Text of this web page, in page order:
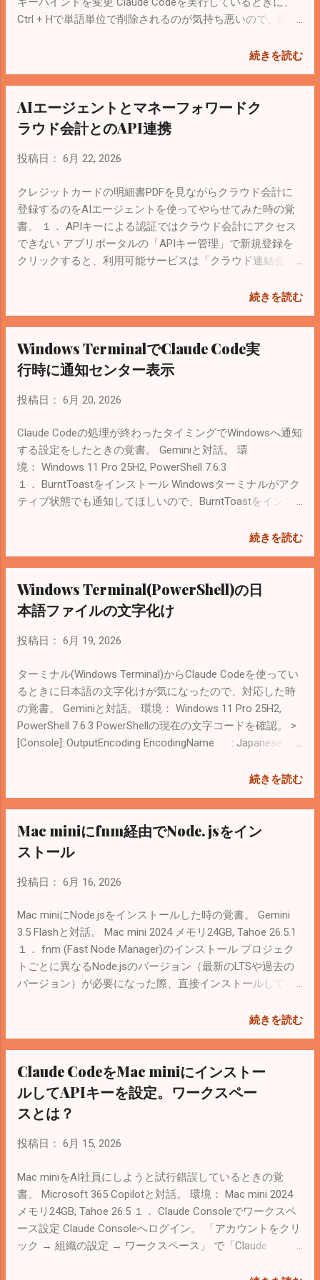
settings.json を設定 ポイントは、Shift + Enter を押したと
きに CSI u という現代的なキー入力エンコード
げることです。 これにより Claude Code が Shift + Enter を
「ただの Enter」と区別できるようになります。 設定ファ
開きます。 設定（Ctrl + ,）を開く 左下の「JSON ファイル
を開く」をクリック settings.json がエディタで開きます。
最近の Windows Terminal では、コマンドの定義
分離しています。 この場合は、両方に1つずつ追記しま
す。 1. acti...
Ctrl + Hで単語単位で削除されるのが気持ち悪いので、設定
Shortcuts - Zed メニューのOpen Keymap Fileから
"Terminal", "bindings": { "ctrl-p":
["terminal::SendKeystroke", "ctrl-p"], "ctrl-n":
["terminal::SendKeystroke", "ctrl-n"], "ctrl-h":
["terminal::SendKeystroke", "backspace"], "ctrl-k":
["terminal::SendKeystroke", "ctrl-k"], }, }, ２．ターミナル
（Terminal Threads）は、エージェントパネル（Agent
Panel）の中に、通常のAIスレッドと同じ階層でターミナル
セッションをマウントする仕組み。 エージェントパネルを
開いて＋ボタンでTerminalを選択するとターミナルスレッ
ドが起動する。 一覧表 比較項目 ターミナルスレッド
続きを読む
AIエージェントとマネーフォワードク
ラウド会計とのAPI連携
投稿日： 6月 22, 2026
クレジットカードの明細書PDFを見ながらクラウド会計に
登録するのをAIエージェントを使ってやらせてみた時の覚
書。 １． APIキーによる認証ではクラウド会計にアクセス
できない アプリポータルの「APIキー管理」で新規登録を
クリックすると、利用可能サービスは「クラウド連結会
次のような回答。 恐れ入りますが、APIキーによる認証
しております。 その他のサービスにつきましては未対応の
ため、選択肢に表示されません。 ご希望に添えず申し訳ご
ざいませんが、ご理解を賜りますようお願い申し上げま
す。 お手数ではございますが、その他のサービスはOAuth
による認証でご対応いただきますようお願いいたします。
よる認可の仕組みを学ぶ
https://developers.biz.moneyforward.com/docs/tutorials/get
ting-started-api-call-manually/ ２． 公式MCPサーバーを使
う 2026年3月から公式MCPサーバーが使える（サポートか
らは案内されなかった）。 参考： 『マネーフォワード ク
始｜株式会社マネーフォワード まずはアプリポータルで権
MCPサーバーについて | マネーフォワード クラウド会計サ
ポート MCPサーバーとして Claude Codeに登録する。 >
claude mcp add --transport http mfc_ca
https://beta.mcp.developers.biz.moneyforward.com/mcp/ca
/v3 OAuth認証はClaude Codeを実行した後に/mcpコマンド
で、ブラウザに渡して認証を完了させる。 詳細はClaude
Codeに聞けば教えてくれる。 ▼ 関連記事 「MFクラウド会
計」と「Freee」を比較してMFクラウド会計にした
続きを読む
Windows TerminalでClaude Code実
行時に通知センター表示
投稿日： 6月 20, 2026
Claude Codeの処理が終わったタイミングでWindowsへ通知
する設定をしたときの覚書。 Geminiと対話。 環
境： Windows 11 Pro 25H2, PowerShell 7.6.3
１． BurntToastをインストール Windowsターミナルがアク
ティブ状態でも通知してほしいので、BurntToastをインス
creating and displaying Toast Notifications on Microsoft
CurrentUser -Force 通知テストのコマンド。 > New-
BurntToastNotification -Text '処理が完了しました。成果物
を確認してください。' 画像を表示しない通知。 > Submit-
BTNotification -Content (New-BTContent -Visual (New-
BTVisual -BindingGeneric (New-BTBinding -Children (New-
示領域のないクリーンな通知です。')))) ２．Claude Codeの
Hooks（フック）機能を使う ユーザーの確認を待っている
パターンと、タスクが完了したパターンで通知を分ける。
Claude CodeはWindowsの標準的なシェルインターフェース
で立ち上げるので、通知テストするときはcmd.exeで動作確
"New-BurntToastNotification -Text '💡 cmdからのテスト',
イル（~/.claude/settings.json）を編集する。 Gemini先生か
ら言われた下記内容を追...
続きを読む
Windows Terminal(PowerShell)の日
本語ファイルの文字化け
投稿日： 6月 19, 2026
ターミナル(Windows Terminal)からClaude Codeを使ってい
るときに日本語の文字化けが気になったので、対応した時
の覚書。 Geminiと対話。 環境： Windows 11 Pro 25H2,
PowerShell 7.6.3 PowerShellの現在の文字コードを確認。 >
[Console]::OutputEncoding EncodingName : Japanese
2022-jp BodyName : iso-2022-jp WindowsCodePage :
IsMailNewsDisplay : True IsMailNewsSave : True Preamble
: IsSingleByte : False EncoderFallback :
System.Text.InternalEncoderBestFitFallback
DecoderFallback :
System.Text.InternalDecoderBestFitFallback IsReadOnly :
UTF-8に変更する。 プロファイルの場所を確認。 > echo
$PROFILE なければ下記コマンドで作れるらしい（未実
行）。 > if ...
続きを読む
Mac miniにfnm経由でNode.jsをイン
ストール
投稿日： 6月 16, 2026
Mac miniにNode.jsをインストールした時の覚書。 Gemini
3.5 Flashと対話。 Mac mini 2024 メモリ24GB, Tahoe 26.5.1
１． fnm (Fast Node Manager)のインストール プロジェク
トごとに異なるNode.jsのバージョン（最新のLTSや過去の
バージョン）が必要になった際、直接インストールしてい
導入する。 今はRUSTで開発されたfnmが人気らしい。 公
manager, built in Rust Homebrew経由でインストールする。
% brew update % brew search fnm % brew install fnm 確認。
% fnm --version fnm 1.39.0 ターミナル起動時に fnm が自動
的に有効化され、ディレクトリ移動時にバージョンが自動
で切り替わるように設定する。 % echo 'eval "$(fnm env --
use-on-cd)"' >> ~/.zshrc % source ~/.zshrc ２． node.jsの
% fnm install --lts Node v24.16.0 (x64)がインストールされ
た。 デフォルトになるように設定。 % fnm default lts-
latest 確認。 % node -v % npm -v ３． fnmの基本的な使い
方 fnm list-remote — インストール可能なすべてのNode.js
のバージョンをリモートから取得して一覧表示 fnm list —
fnm install <バージョン> — 指定したバージョンをインスト
続きを読む
Claude CodeをMac miniにインストー
ルしてAPIキーを設定。ワークスペー
スとは？
投稿日： 6月 15, 2026
Mac miniをAI社員にしようと試行錯誤しているときの覚
書。 Microsoft 365 Copilotと対話。 環境： Mac mini 2024
メモリ24GB, Tahoe 26.5 １． Claude Consoleでワークスペ
ース設定 Claude Consoleへログイン。 「アカウントをクリ
ック → 組織の設定 → ワークスペース」 で「Claude